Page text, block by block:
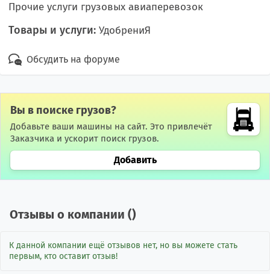
Прочие услуги грузовых авиаперевозок
Товары и услуги: УдобрениЯ
Обсудить на форуме
Вы в поиске грузов?
Добавьте ваши машины на сайт. Это привлечёт
Заказчика и ускорит поиск грузов.
Добавить
Отзывы о компании ()
К данной компании ещё отзывов нет, но вы можете стать
первым, кто оставит отзыв!